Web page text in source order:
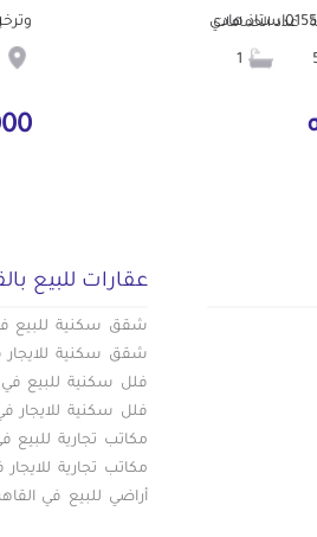
عدد الحمامات
15,000
عقارات للبيع
شقق سكنية للبيع
شقق سكنية للايجار
فلل سكنية للبيع في
فلل سكنية للايجار
مكاتب تجارية للبيع
مكاتب تجارية للايجار
أراضي للبيع في